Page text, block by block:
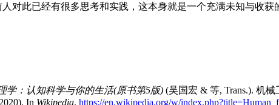
对此已经有很多思考和实践，这本身就是一个充满未知与收
学：认知科学与你的生活(原书第5版) (吴国宏 & 等, Trans.). 机
In Wikipedia. https://en.wikipedia.org/w/